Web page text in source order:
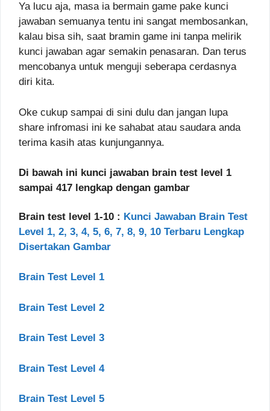
Ya lucu aja, masa ia bermain game pake kunci
jawaban semuanya tentu ini sangat membosankan,
kalau bisa sih, saat bramin game ini tanpa melirik
kunci jawaban agar semakin penasaran. Dan terus
mencobanya untuk menguji seberapa cerdasnya
diri kita.
Oke cukup sampai di sini dulu dan jangan lupa
share infromasi ini ke sahabat atau saudara anda
terima kasih atas kunjungannya.
Di bawah ini kunci jawaban brain test level 1
sampai 417 lengkap dengan gambar
Brain test level 1-10 : Kunci Jawaban Brain Test
Level 1, 2, 3, 4, 5, 6, 7, 8, 9, 10 Terbaru Lengkap
Disertakan Gambar
Brain Test Level 1
Brain Test Level 2
Brain Test Level 3
Brain Test Level 4
Brain Test Level 5